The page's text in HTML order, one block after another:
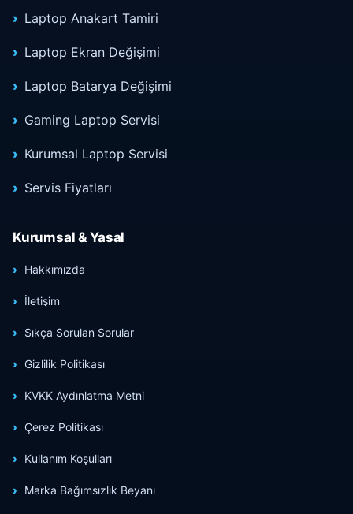
Laptop Anakart Tamiri
Laptop Ekran Değişimi
Laptop Batarya Değişimi
Gaming Laptop Servisi
Kurumsal Laptop Servisi
Servis Fiyatları
Kurumsal & Yasal
Hakkımızda
İletişim
Sıkça Sorulan Sorular
Gizlilik Politikası
KVKK Aydınlatma Metni
Çerez Politikası
Kullanım Koşulları
Marka Bağımsızlık Beyanı